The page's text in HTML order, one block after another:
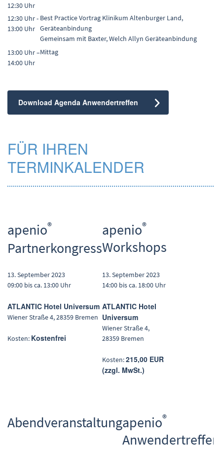
12:30 Uhr
12:30 Uhr -
13:00 Uhr
Best Practice Vortrag Klinikum Altenburger Land,
Geräteanbindung
Gemeinsam mit Baxter, Welch Allyn Geräteanbindung
13:00 Uhr –
14:00 Uhr
Mittag
Download Agenda Anwendertreffen
FÜR IHREN
TERMINKALENDER
apenio®
Partnerkongress
apenio®
Workshops
13. September 2023
09:00 bis ca. 13:00 Uhr
ATLANTIC Hotel Universum
Wiener Straße 4, 28359 Bremen
Kosten: Kostenfrei
13. September 2023
14:00 bis ca. 18:00 Uhr
ATLANTIC Hotel
Universum
Wiener Straße 4,
28359 Bremen
Kosten:215,00 EUR
(zzgl. MwSt.)
Abendveranstaltungapenio®
Anwendertreffen